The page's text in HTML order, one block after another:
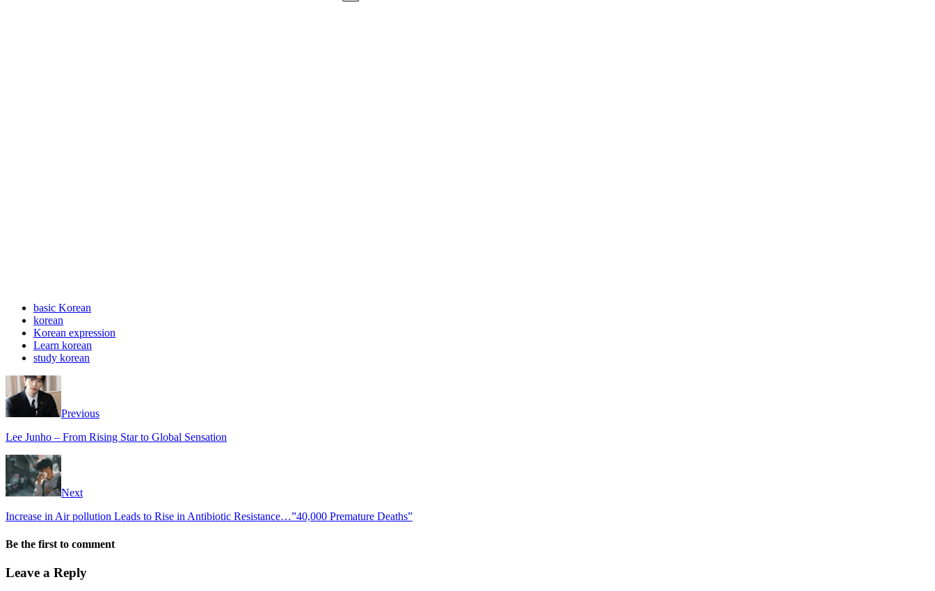
basic Korean
korean
Korean expression
Learn korean
study korean
Previous
Lee Junho – From Rising Star to Global Sensation
Next
Increase in Air pollution Leads to Rise in Antibiotic Resistance…”40,000 Premature Deaths”
Be the first to comment
Leave a Reply